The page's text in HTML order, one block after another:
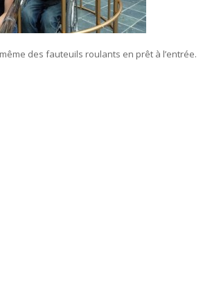
des fauteuils roulants en prêt à l’entrée.